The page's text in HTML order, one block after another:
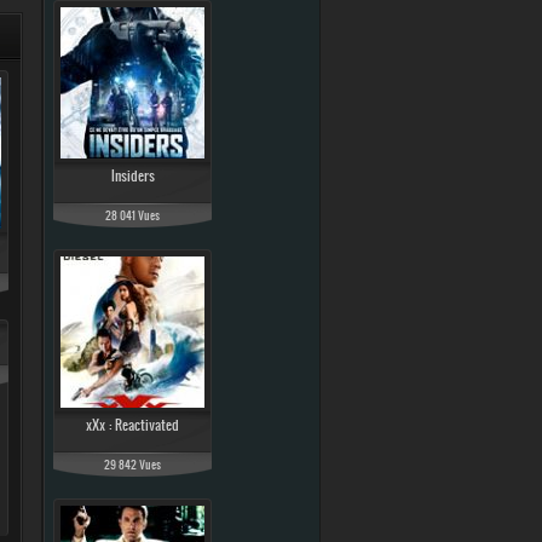
Insiders
28 041 Vues
xXx : Reactivated
29 842 Vues